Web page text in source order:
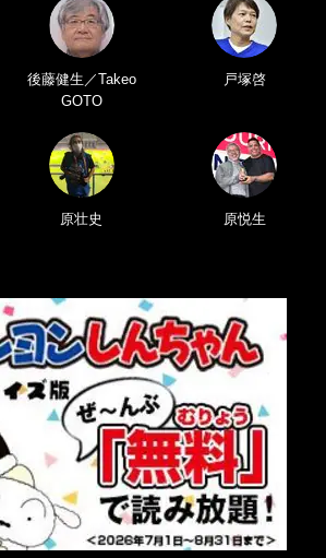
後藤健生／Takeo
GOTO
戸塚啓
原壮史 原悦生